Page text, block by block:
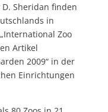
Sheridan finden
in
Zoo
Artikel
2009“ in der
Einrichtungen